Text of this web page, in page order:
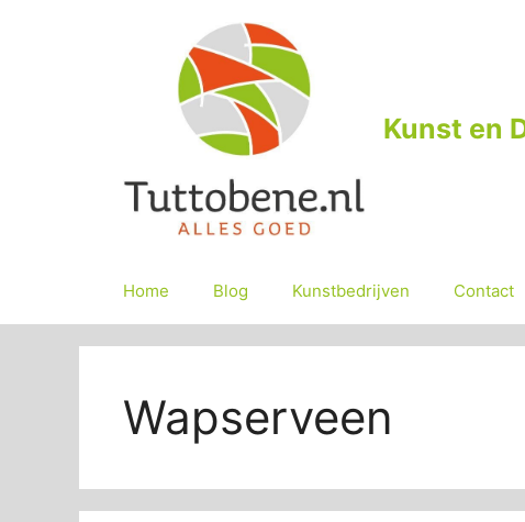
Kunst en
Home Blog Kunstbedrijven Contact
Wapserveen